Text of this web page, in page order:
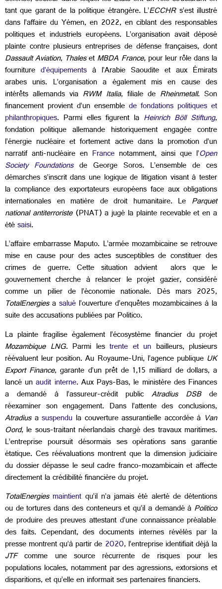
tant que garant de la politique étrangère. L’ECCHRs’est illustré
dans l’affaire du Yémen, en 2022, en ciblant des responsables
politiques et industriels européens. L’organisation avait déposé
plainte contre plusieurs entreprises de défense françaises, dont
Dassault Aviation, ThalesetMBDA France, pour leur rôle dans la
fourniture d’équipements à l’Arabie Saoudite et aux Émirats
arabes unis. L’organisation a également mis en cause des
intérêts allemands via RWM Italia, filiale de Rheinmetall. Son
financement provient d’un ensemble de fondations politiques et
philanthropiques. Parmi elles figurent la Heinrich Böll Stiftung,
fondation politique allemande historiquement engagée contre
l’énergie nucléaire et fortement active dans la promotion d’un
narratif anti-nucléaire en France notamment, ainsi que l’Open
Society Foundationsde George Soros. L’ensemble de ces
démarches s’inscrit dans une logique de litigation visant à tester
la compliance des exportateurs européens face aux obligations
internationales en matière de droit humanitaire. Le Parquet
national antiterroriste(PNAT) a jugé la plainte recevable et en a
étésaisi.
L’affaire embarrasse Maputo. L’armée mozambicaine se retrouve
mise en cause pour des actes susceptibles de constituer des
crimes de guerre. Cette situation advient alors que le
gouvernement cherche à relancer le projet gazier, considéré
comme un pilier de l’économie nationale. Dès mars 2025,
TotalEnergiesasalué l’ouverture d’enquêtes mozambicaines à la
suite des accusations publiées par Politico.
La plainte fragilise également l’écosystème financier du projet
Mozambique LNG. Parmi les trente et un bailleurs, plusieurs
réévaluent leur position. Au Royaume-Uni, l’agence publique UK
Export Finance, garante d’un prêt de 1,15 milliard de dollars, a
lancé unaudit interne. Aux Pays-Bas, le ministère des Finances
a demandé à l’assureur-crédit publicAtradius DSBde
réexaminer son engagement. Dans l’attente des conclusions,
Atradiusasuspendu la couverture assurantielle accordée à Van
Oord, le sous-traitant néerlandais chargé des travaux maritimes.
L’entreprise poursuit désormais ses opérations sans garantie
étatique. Ces réévaluations montrent que la dimension judiciaire
du dossier dépasse le seul cadre franco-mozambicain et affecte
directement la crédibilité financière du projet.
TotalEnergies maintient qu’il n’a jamais été alerté de détentions
ou de tortures dans des conteneurs et qu’il a demandé à Politico
de produire des preuves attestant d’une connaissance préalable
des faits. Cependant, des documents internes révélés par la
presse montrent qu’à partir de 2020, l’entreprise identifiait déjà la
JTFcomme une source récurrente de risques pour les
populations locales, notamment par des agressions, extorsions et
disparitions, et qu’elle en informait ses partenaires financiers.